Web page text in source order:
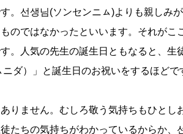
。선생님(ソンセンニㇺ)よりも親しみが
のではなかったといいます。それがこ
。人気の先生の誕生日ともなると、生
ダ）」と誕生日のお祝いをするほどで
りません。むしろ敬う気持ちもひとし
たちの気持ちがわかっているからか、